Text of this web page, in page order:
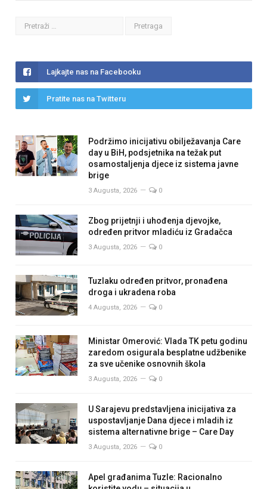
Lajkajte nas na Facebooku
Pratite nas na Twitteru
Podržimo inicijativu obilježavanja Care
day u BiH, podsjetnika na težak put
osamostaljenja djece iz sistema javne
brige
3 Augusta, 2026 0
Zbog prijetnji i uhođenja djevojke,
određen pritvor mladiću iz Gradačca
3 Augusta, 2026 0
Tuzlaku određen pritvor, pronađena
droga i ukradena roba
4 Augusta, 2026 0
Ministar Omerović: Vlada TK petu godinu
zaredom osigurala besplatne udžbenike
za sve učenike osnovnih škola
3 Augusta, 2026 0
U Sarajevu predstavljena inicijativa za
uspostavljanje Dana djece i mladih iz
sistema alternativne brige – Care Day
3 Augusta, 2026 0
Apel građanima Tuzle: Racionalno